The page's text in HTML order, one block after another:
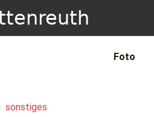
Foto
sonstiges